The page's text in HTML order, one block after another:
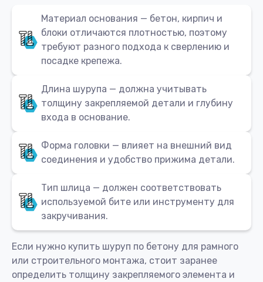
Материал основания — бетон, кирпич и
блоки отличаются плотностью, поэтому
требуют разного подхода к сверлению и
посадке крепежа.
Длина шурупа — должна учитывать
толщину закрепляемой детали и глубину
входа в основание.
Форма головки — влияет на внешний вид
соединения и удобство прижима детали.
Тип шлица — должен соответствовать
используемой бите или инструменту для
закручивания.
Если нужно купить шуруп по бетону для рамного
или строительного монтажа, стоит заранее
определить толщину закрепляемого элемента и